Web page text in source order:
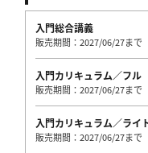
入門総合講義
販売期間：2027/06/27まで
入門カリキュラム／フル
販売期間：2027/06/27まで
入門カリキュラム／ライ
販売期間：2027/06/27まで